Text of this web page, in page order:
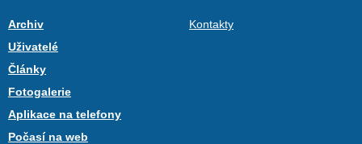
Archiv
Uživatelé
Články
Fotogalerie
Aplikace na telefony
Počasí na web
Kontakty